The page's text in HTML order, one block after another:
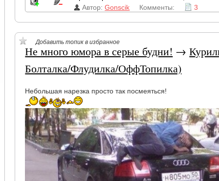
Автор:Gonscik Комменты: 3
Добавить топик в избранное
Не много юмора в серые будни! →
Болталка/Флудилка/ОффТопилка)
Небольшая нарезка просто так посмеяться!